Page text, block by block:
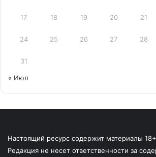
17 18 19 20 21
24 25 26 27 28
31
« Июл
Настоящий ресурс содержит материалы
Редакция не несет ответственности за